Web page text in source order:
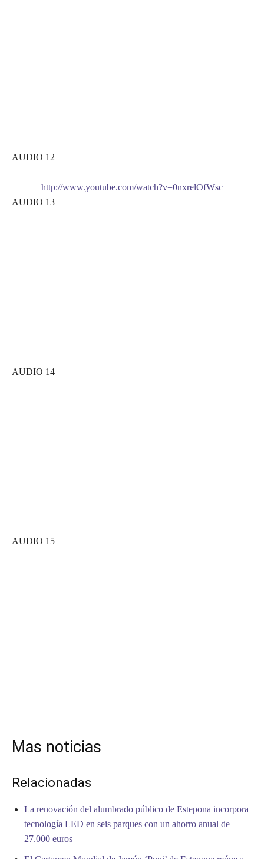
AUDIO 12
http://www.youtube.com/watch?v=0nxrelOfWsc
AUDIO 13
AUDIO 14
AUDIO 15
Mas noticias
Relacionadas
La renovación del alumbrado público de Estepona incorpora
tecnología LED en seis parques con un ahorro anual de
27.000 euros